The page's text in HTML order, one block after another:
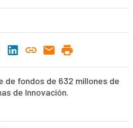
de fondos de 632 millones de
de Innovación.